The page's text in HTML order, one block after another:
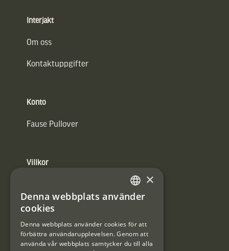
Interjakt
Om oss
Kontaktuppgifter
Konto
Fause Pullover
Villkor
Användarvillkor
#Interjaktfamily
SWEDISH
×
Denna webbplats använder
cookies
Denna webbplats använder cookies för att
förbättra användarupplevelsen. Genom att
använda vår webbplats samtycker du till alla